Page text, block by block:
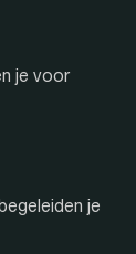
je voor
je